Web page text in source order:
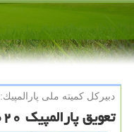
دبیركل كمیته ملی پارالمپیك:
تعویق پارالمپیك ۲۰۲۰ فرصت خوبی برای ماست